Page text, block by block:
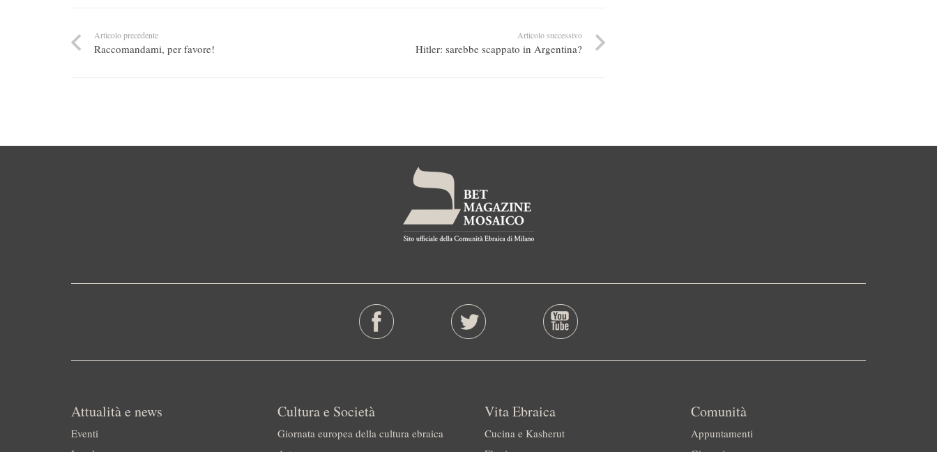
Articolo precedente
Raccomandami, per favore!
Articolo successivo
Hitler: sarebbe scappato in Argentina?
Attualità e news
Eventi
Cultura e Società
Giornata europea della cultura ebraica
Vita Ebraica
Cucina e Kasherut
Comunità
Appuntamenti